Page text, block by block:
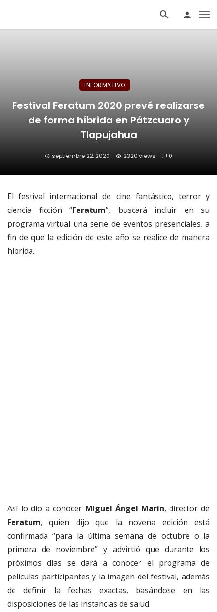
INFORMATIVO
Festival Feratum 2020 prevé realizarse
de forma híbrida en Pátzcuaro y
Tlapujahua
septiembre 22, 2020 2320 views 0
El festival internacional de cine fantástico, terror y
ciencia ficción “Feratum”, buscará incluir en su
programa virtual una serie de eventos presenciales, a
fin de que la edición de este año se realice de manera
híbrida.
Así lo dio a conocer Miguel Ángel Marín, director de
Feratum, quien dijo que la novena edición está
confirmada “para la última semana de octubre o la
primera de noviembre” y advirtió que durante los
próximos días se dará a conocer el programa de
películas participantes y la imagen del festival, además
de definir la fechas exactas, basándose en las
disposiciones de las instancias de salud.